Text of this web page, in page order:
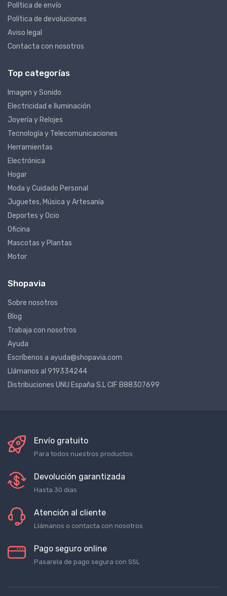
Política de envío
Política de devoluciones
Aviso legal
Contacta con nosotros
Top categorías
Imagen y Sonido
Electricidad e Iluminación
Joyería y Relojes
Tecnología y Telecomunicaciones
Herramientas
Electrónica
Hogar
Moda y Cuidado Personal
Juguetes, Música y Artesanía
Deportes y Ocio
Oficina
Mascotas y Plantas
Motor
Shopavia
Sobre nosotros
Blog
Trabaja con nosotros
Ayuda
Escríbenos a ayuda@shopavia.com
Llámanos al 919334244
Distribuciones UNU España S.L CIF B88307699
Envío gratuito
Para todos nuestros productos
Devolución garantizada
Hasta 30 días
Atención al cliente
Llámanos o contacta con nosotros
Pago seguro online
Pasarela de pago segura con SSL